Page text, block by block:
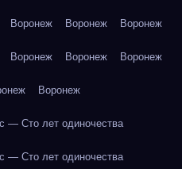
Воронеж Воронеж Воронеж
Воронеж Воронеж Воронеж
Воронеж
— Сто лет одиночества
— Сто лет одиночества